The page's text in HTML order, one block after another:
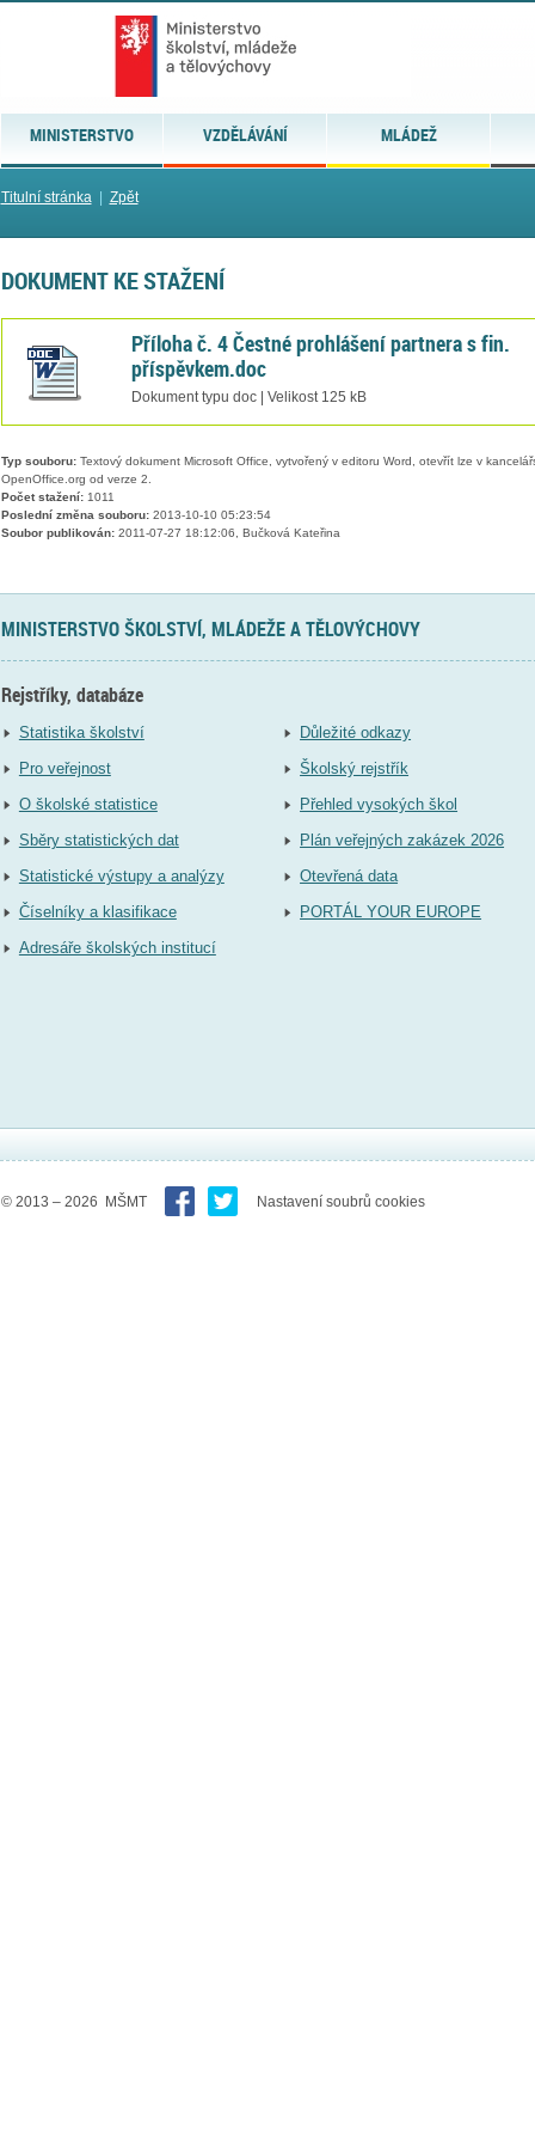
MINISTERSTVO VZDĚLÁVÁNÍ MLÁDEŽ
Titulní stránka| Zpět
DOKUMENT KE STAŽENÍ
Příloha č. 4 Čestné prohlášení partnera s fin.
příspěvkem.doc
Dokument typu doc | Velikost 125 kB
Typ souboru:Textový dokument Microsoft Office, vytvořený v editoru Word, otevřít lze v
OpenOffice.org od verze 2.
Počet stažení:1011
Poslední změna souboru:2013-10-10 05:23:54
Soubor publikován:2011-07-27 18:12:06, Bučková Kateřina
MINISTERSTVO ŠKOLSTVÍ, MLÁDEŽE A TĚLOVÝCHOVY
Rejstříky, databáze
Statistika školství
Pro veřejnost
O školské statistice
Sběry statistických dat
Statistické výstupy a analýzy
Číselníky a klasifikace
Adresáře školských institucí
Důležité odkazy
Školský rejstřík
Přehled vysokých škol
Plán veřejných zakázek 2026
Otevřená data
PORTÁL YOUR EUROPE
© 2013 – 2026 MŠMT Nastavení soubrů cookies